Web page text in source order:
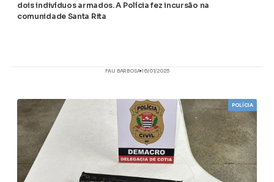
dois indivíduos armados. A Polícia fez incursão na
comunidade Santa Rita
FAU BARBOSA 16/01/2025
POLÍCIA